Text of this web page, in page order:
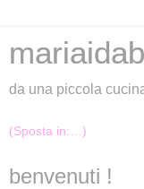
da una piccola
benvenuti !